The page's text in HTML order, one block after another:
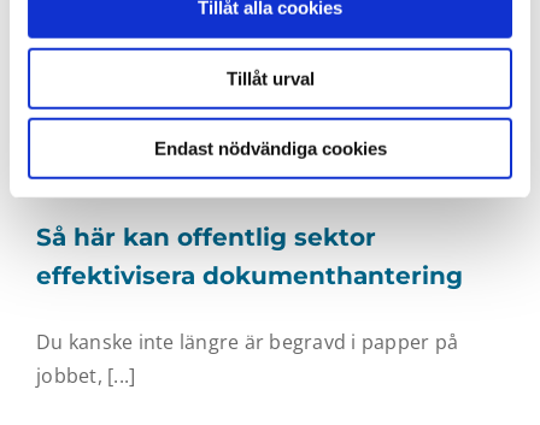
Tillåt alla cookies
Tillåt urval
Endast nödvändiga cookies
Så här kan offentlig sektor
effektivisera dokumenthantering
Du kanske inte längre är begravd i papper på
jobbet, [...]